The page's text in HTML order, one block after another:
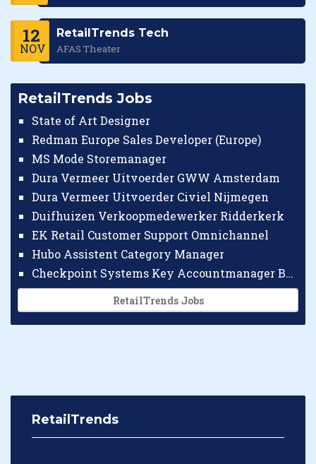
12
NOV
RetailTrends Tech
AFAS Theater
RetailTrends Jobs
State of Art Designer
Redman Europe Sales Developer (Europe)
MS Mode Storemanager
Dura Vermeer Uitvoerder GWW Amsterdam
Dura Vermeer Uitvoerder Civiel Nijmegen
Duifhuizen Verkoopmedewerker Ridderkerk
EK Retail Customer Support Omnichannel
Hubo Assistent Category Manager
Checkpoint Systems Key Accountmanager Benelux
RetailTrends Jobs
RetailTrends